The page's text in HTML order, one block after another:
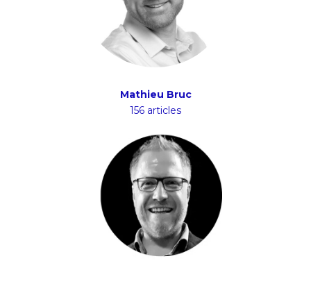
Mathieu Bruc
156 articles